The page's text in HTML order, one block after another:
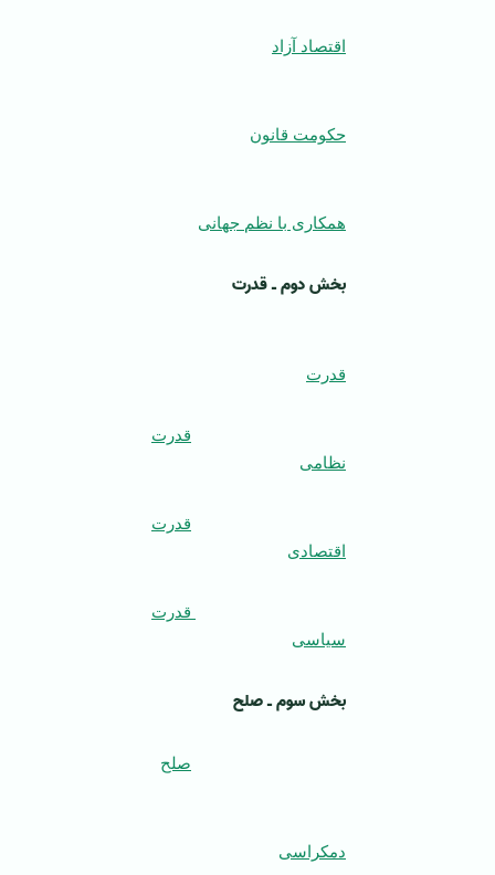
اقتصاد آزاد
حکومت قانون
همکاری با نظم جهانی
بخش دوم ـ قدرت
قدرت
قدرت
نظامی
قدرت
اقتصادی
قدرت
سیاسی
بخش سوم ـ صلح
صلح
دمکراسی